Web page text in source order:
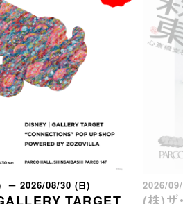
－ 2026/08/30 (日) 2026/